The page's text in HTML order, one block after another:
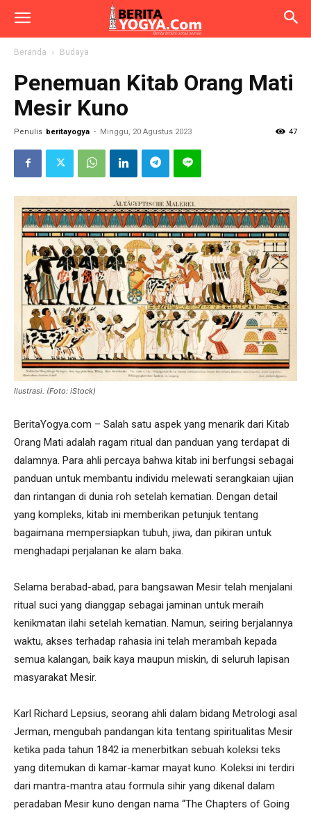
Beranda Budaya
Penemuan Kitab Orang Mati
Mesir Kuno
Penulis beritayogya - Minggu, 20 Agustus 2023 47
Ilustrasi. (Foto: iStock)
BeritaYogya.com – Salah satu aspek yang menarik dari Kitab
Orang Mati adalah ragam ritual dan panduan yang terdapat di
dalamnya. Para ahli percaya bahwa kitab ini berfungsi sebagai
panduan untuk membantu individu melewati serangkaian ujian
dan rintangan di dunia roh setelah kematian. Dengan detail
yang kompleks, kitab ini memberikan petunjuk tentang
bagaimana mempersiapkan tubuh, jiwa, dan pikiran untuk
menghadapi perjalanan ke alam baka.
Selama berabad-abad, para bangsawan Mesir telah menjalani
ritual suci yang dianggap sebagai jaminan untuk meraih
kenikmatan ilahi setelah kematian. Namun, seiring berjalannya
waktu, akses terhadap rahasia ini telah merambah kepada
semua kalangan, baik kaya maupun miskin, di seluruh lapisan
masyarakat Mesir.
Karl Richard Lepsius, seorang ahli dalam bidang Metrologi asal
Jerman, mengubah pandangan kita tentang spiritualitas Mesir
ketika pada tahun 1842 ia menerbitkan sebuah koleksi teks
yang ditemukan di kamar-kamar mayat kuno. Koleksi ini terdiri
dari mantra-mantra atau formula sihir yang dikenal dalam
peradaban Mesir kuno dengan nama “The Chapters of Going